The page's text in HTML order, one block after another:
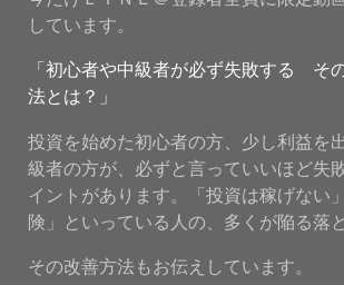
しています。
「初心者や中級者が必ず失敗する そ
法とは？」
投資を始めた初心者の方、少し利益を
級者の方が、必ずと言っていいほど失
イントがあります。「投資は稼げない
険」といっている人の、多くが陥る落
その改善方法もお伝えしています。